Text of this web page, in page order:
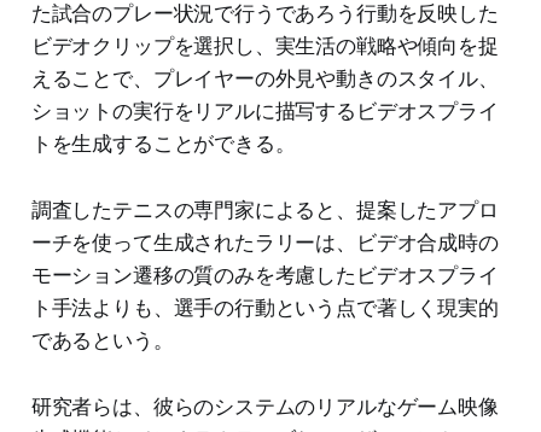
た試合のプレー状況で行うであろう行動を反映した
ビデオクリップを選択し、実生活の戦略や傾向を捉
えることで、プレイヤーの外見や動きのスタイル、
ショットの実行をリアルに描写するビデオスプライ
トを生成することができる。
調査したテニスの専門家によると、提案したアプロ
ーチを使って生成されたラリーは、ビデオ合成時の
モーション遷移の質のみを考慮したビデオスプライ
ト手法よりも、選手の行動という点で著しく現実的
であるという。
研究者らは、彼らのシステムのリアルなゲーム映像